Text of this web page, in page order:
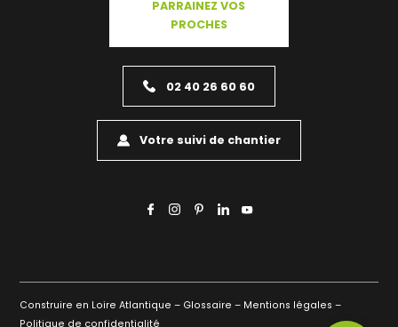
PARRAINEZ VOS
PROCHES
02 40 26 60 60
Votre suivi de chantier
Construire en Loire Atlantique – Glossaire – Mentions légales –
Politique de confidentialité